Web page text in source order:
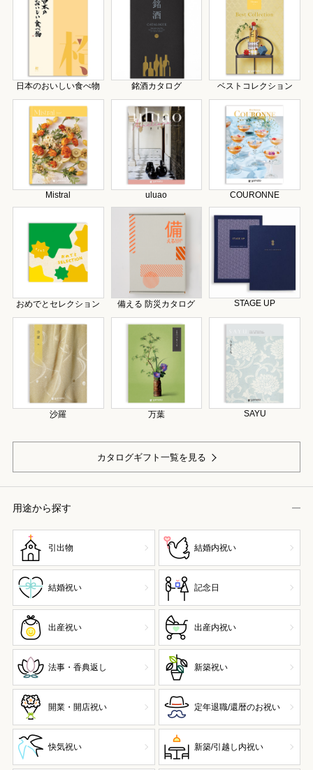
日本のおいしい食べ物 銘酒カタログ ベストコレクション
Mistral uluao COURONNE
おめでとセレクション 備える 防災カタログ STAGE UP
沙羅 万葉 SAYU
カタログギフト一覧を見る
用途から探す
引出物 結婚内祝い
結婚祝い 記念日
出産祝い 出産内祝い
法事・香典返し 新築祝い
開業・開店祝い 定年退職/還暦のお祝い
快気祝い 新築/引越し内祝い